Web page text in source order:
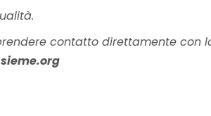
contatto direttamente con